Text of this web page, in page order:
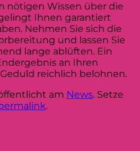
nötigen Wissen über die
Ihnen garantiert
Nehmen Sie sich die
und lassen Sie
lange ablüften. Ein
an Ihren
reichlich belohnen.
am News. Setze
.